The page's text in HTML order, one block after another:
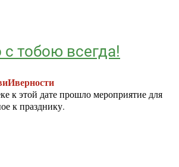
с тобою всегда!
к этой дате прошло мероприятие для
к празднику.